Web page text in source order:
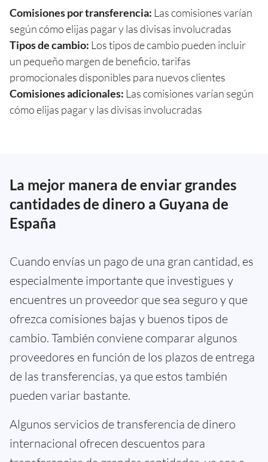
Comisiones por transferencia: Las comisiones varían
según cómo elijas pagar y las divisas involucradas
Tipos de cambio: Los tipos de cambio pueden incluir
un pequeño margen de beneficio, tarifas
promocionales disponibles para nuevos clientes
Comisiones adicionales: Las comisiones varían según
cómo elijas pagar y las divisas involucradas
La mejor manera de enviar grandes
cantidades de dinero a Guyana de
España
Cuando envías un pago de una gran cantidad, es
especialmente importante que investigues y
encuentres un proveedor que sea seguro y que
ofrezca comisiones bajas y buenos tipos de
cambio. También conviene comparar algunos
proveedores en función de los plazos de entrega
de las transferencias, ya que estos también
pueden variar bastante.
Algunos servicios de transferencia de dinero
internacional ofrecen descuentos para